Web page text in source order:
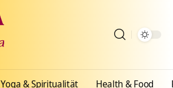
Yoga & Spiritualität Health & Food